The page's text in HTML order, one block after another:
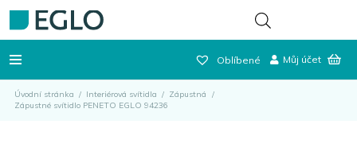
Oblíbené Můj účet
Úvodní stránka / Interiérová svítidla / Zápustná
/
Zápustné svítidlo PENETO EGLO 94236